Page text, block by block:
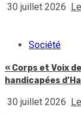
30 juillet 2026
Société
« Corps et Voix
handicapées
30 juillet 2026